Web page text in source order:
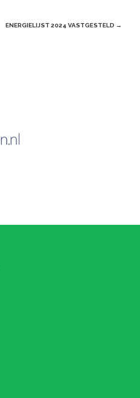
ENERGIELIJST 2024 VASTGESTELD →